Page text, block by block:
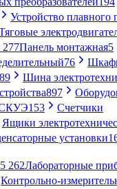
Устройство плавного
277Панель монтажная5
76
Шина
897
153
Счетчики
Ящики
установки
262Лабораторные
Контрольно-